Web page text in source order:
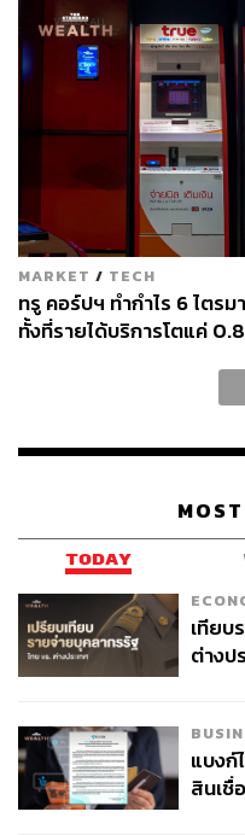
พิชามญชุ์ ว
สามารถติดตาม
TAGS: SCB
Large
NOW AND NEXT
ปัญญาประดิษฐ์
SCB 10X
CIMB
MARKET / TECH
ทรู คอร์ปฯ ทำกำไร 6 ไตร
ทั้งที่รายได้บริการโตแค่
TODAY
เทียบ
ต่างป
แบงก์
สินเ